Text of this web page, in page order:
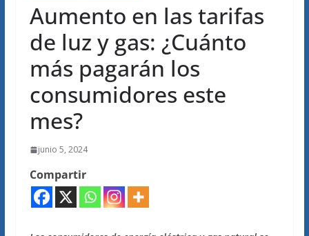
Aumento en las tarifas
de luz y gas: ¿Cuánto
más pagarán los
consumidores este
mes?
junio 5, 2024
Compartir